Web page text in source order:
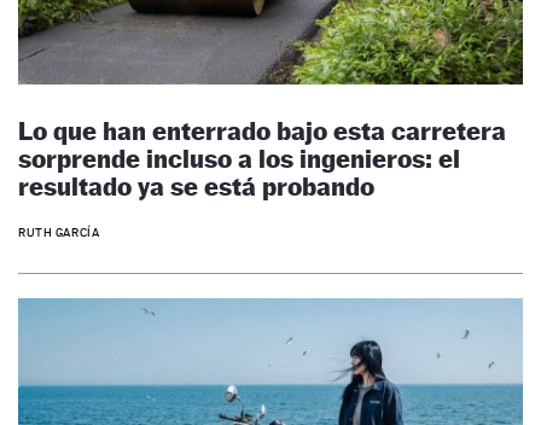
Lo que han enterrado bajo esta carretera
sorprende incluso a los ingenieros: el
resultado ya se está probando
RUTH GARCÍA